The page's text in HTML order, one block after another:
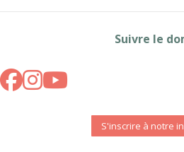
Suivre le
S'inscrire à notre